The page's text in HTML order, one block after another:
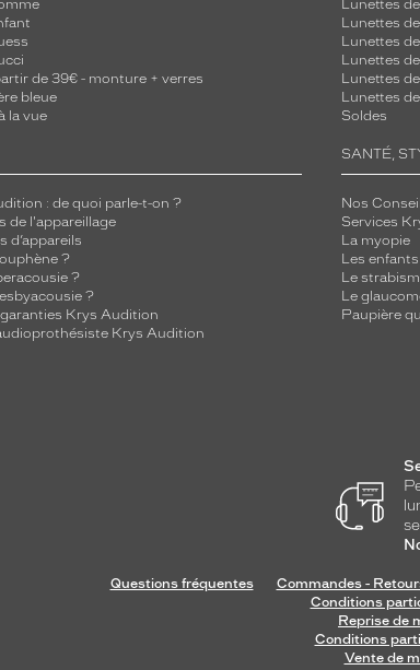
de 39€ - monture + verres
bleue
la vue
Lunettes
Lunettes
Lunettes
Lunettes
Lunettes
Lunettes
Soldes
: de quoi parle-t-on ?
de l'appareillage
d’appareils
?
?
?
Krys Audition
Krys Audition
SANTÉ,
Nos
Services
La myopie
Les
Le
Le
Paupière
Questions fréquentes Commandes -
Conditions
Reprise de
Conditions
Vente de